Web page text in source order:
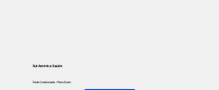
Sul América Saúde
Rede Credenciada - Plano Exato